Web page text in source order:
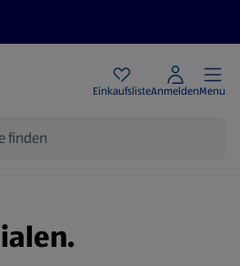
EinkaufslisteAnmeldenMenu